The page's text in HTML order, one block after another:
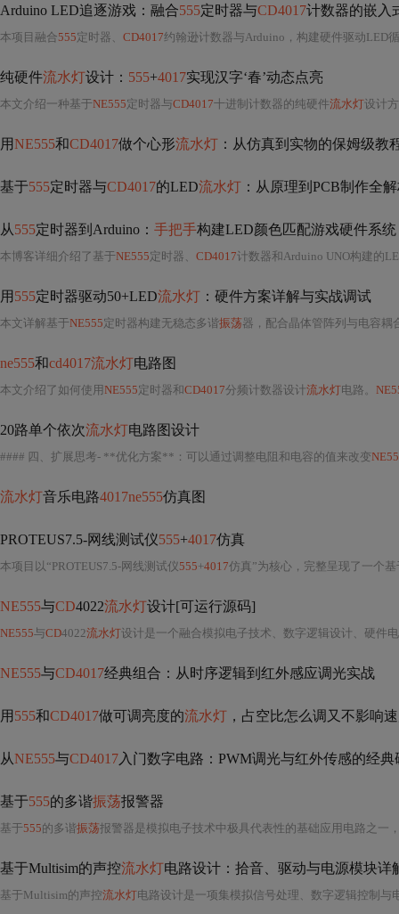
Arduino LED追逐游戏：融合555定时器与CD4017计数器的嵌入
本项目融合555定时器、 CD4017约翰逊计数器与Arduino，构建硬件驱动LED循环点亮+
纯硬件流水灯设计： 555+4017实现汉字‘春’动态点亮
本文介绍一种基于NE555定时器与CD4017十进制计数器的纯硬件流水灯设计方案，实现汉字'春'
用NE555和CD4017做个心形流水灯 ：从仿真到实物的保姆级教
基于555定时器与CD4017的LED流水灯 ：从原理到PCB制作全
从555定时器到Arduino： 手把手构建LED颜色匹配游戏硬件系统
本博客详细介绍了基于NE555定时器、 CD4017 计数器和Arduino UNO构建的LED颜
用 555定时器驱动50+LED流水灯 ：硬件方案详解与实战调试
本文详解基于NE555定时器构建无稳态多谐振荡器，配合晶体管阵列与电容耦合移
ne555和cd4017流水灯电路图
本文介绍了如何使用NE555定时器和CD4017分频计数器设计流水灯电路。
20路单个依次流水灯电路图设计
#### 四、扩展思考- **优化方案**：可以通过调整电阻和电容的值来改变
流水灯音乐电路4017ne555仿真图
PROTEUS7.5-网线测试仪555+4017仿真
本项目以“PROTEUS7.5-网线测试仪555+4017仿真”为核心，完整呈现了一个基于经典模拟与数字混合集成电路构
NE555与CD4022流水灯设计[可运行源码]
NE555与CD4022流水灯设计是一个融合模拟电子技术、数字逻辑设计、硬件电路实现与工程实践能力的典型入门级综
NE555与CD4017经典组合：从时序逻辑到红外感应调光实战
用 555和CD4017做可调亮度的流水灯 ，占空比怎么调又不影响
从NE555与CD4017入门数字电路：PWM调光与红外传感的经典
基于555的多谐振荡报警器
基于555的多谐振荡报警器是模拟电子技术中极具代表性的基础应用电路之一
基于Multisim的声控流水灯电路设计：拾音、驱动与电源模块详
基于Multisim的声控流水灯电路设计是一项集模拟信号处理、数字逻辑控制与电源管理于一体的综合性电子系统项目，广泛适用于电子爱好者、初学者以及有一定基础的电子工程师进行学习和实践。该设计通过麦克风拾取环境中的声音信号，并利用一系列集成电路完成从声音感知到LED灯光动态响应的全过程控制，充分体现了现代电子技术中“感知—处理—执行”这一基本架构的实际应用。整个系统的实现首先依赖于**拾音模块**的设计，其核心是驻极体麦克风。这种微型传感器能够将空气中的声波振动转化为微弱的交流电压信号，但由于输出幅度极小（通常在毫伏级别），无法直接驱动后续电路，因此必须经过放大处理。为此，本设计采用**LM358双运算放大器芯片**构建两级放大电路：第一级为同相放大器，